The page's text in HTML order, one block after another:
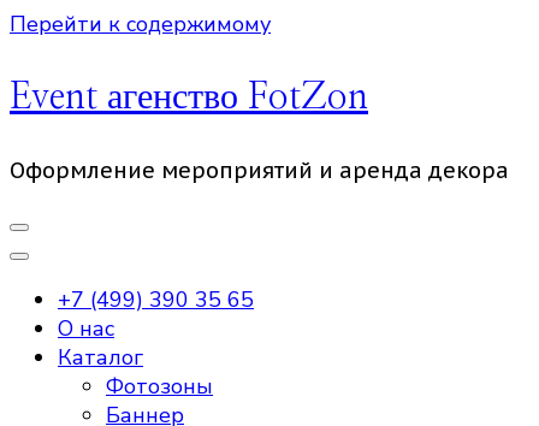
Перейти к содержимому
Event агенство FotZon
Оформление мероприятий и аренда декора
+7 (499) 390 35 65
О нас
Каталог
Фотозоны
Баннер